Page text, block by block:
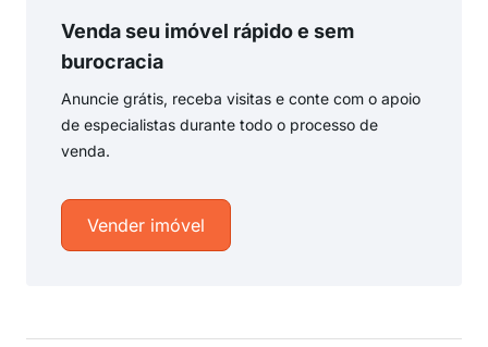
Venda seu imóvel rápido e sem
burocracia
Anuncie grátis, receba visitas e conte com o apoio
de especialistas durante todo o processo de
venda.
Vender imóvel